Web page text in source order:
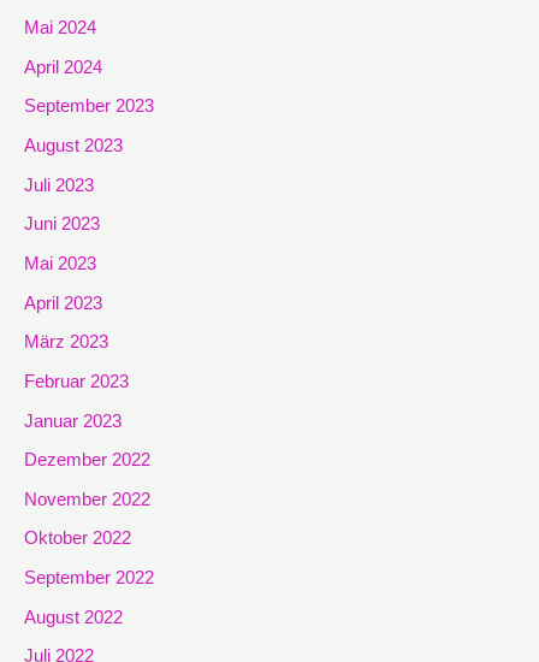
Mai 2024
April 2024
September 2023
August 2023
Juli 2023
Juni 2023
Mai 2023
April 2023
März 2023
Februar 2023
Januar 2023
Dezember 2022
November 2022
Oktober 2022
September 2022
August 2022
Juli 2022